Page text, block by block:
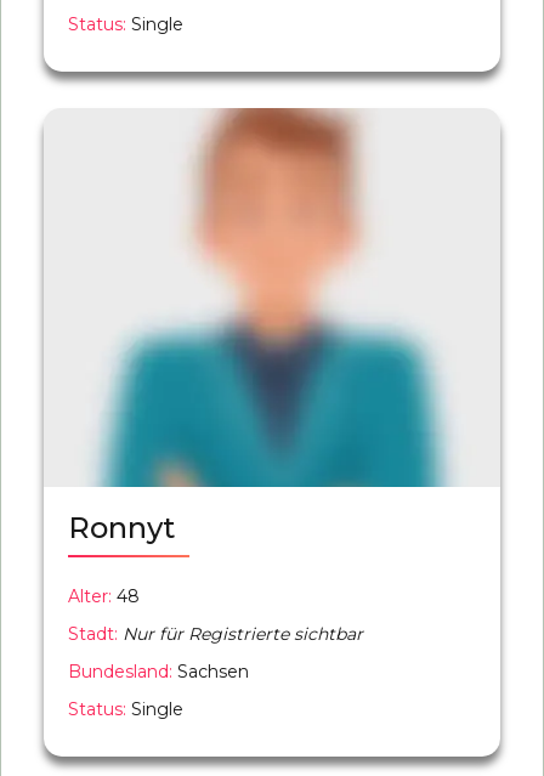
Status: Single
Ronnyt
Alter: 48
Stadt: Nur für Registrierte sichtbar
Bundesland: Sachsen
Status: Single